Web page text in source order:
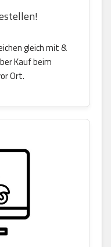
gleich mit &
Kauf beim
Ort.